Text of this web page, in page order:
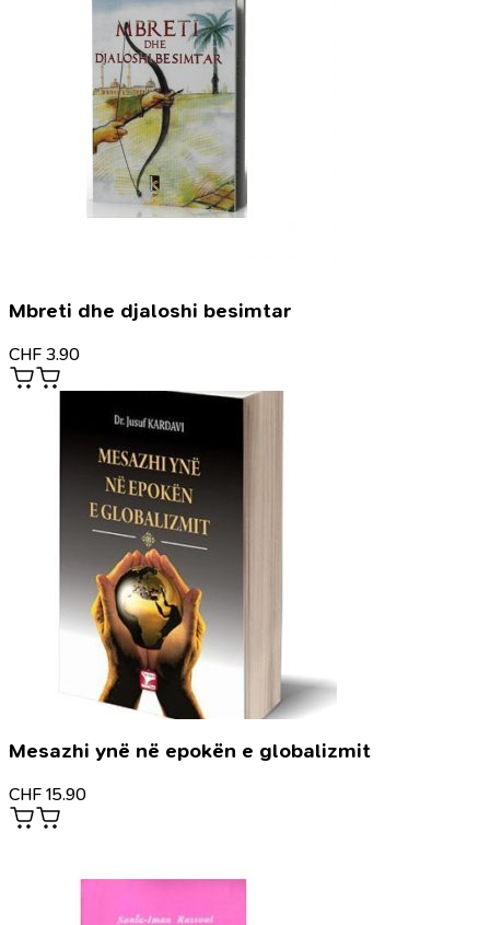
Mbreti dhe djaloshi besimtar
CHF 3.90
Mesazhi ynë në epokën e globalizmit
CHF 15.90